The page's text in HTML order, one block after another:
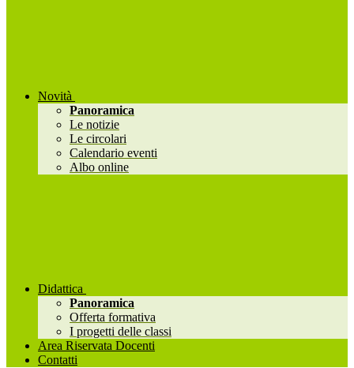
Novità
Panoramica
Le notizie
Le circolari
Calendario eventi
Albo online
Didattica
Panoramica
Offerta formativa
I progetti delle classi
Area Riservata Docenti
Contatti